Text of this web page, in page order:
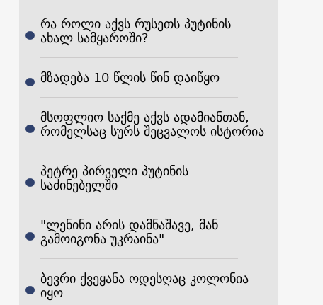
რა როლი აქვს რუსეთს პუტინის
ახალ სამყაროში?
მზადება 10 წლის წინ დაიწყო
მსოფლიო საქმე აქვს ადამიანთან,
რომელსაც სურს შეცვალოს ისტორია
პეტრე პირველი პუტინის
საძინებელში
"ლენინი არის დამნაშავე, მან
გამოიგონა უკრაინა"
ბევრი ქვეყანა ოდესღაც კოლონია
იყო